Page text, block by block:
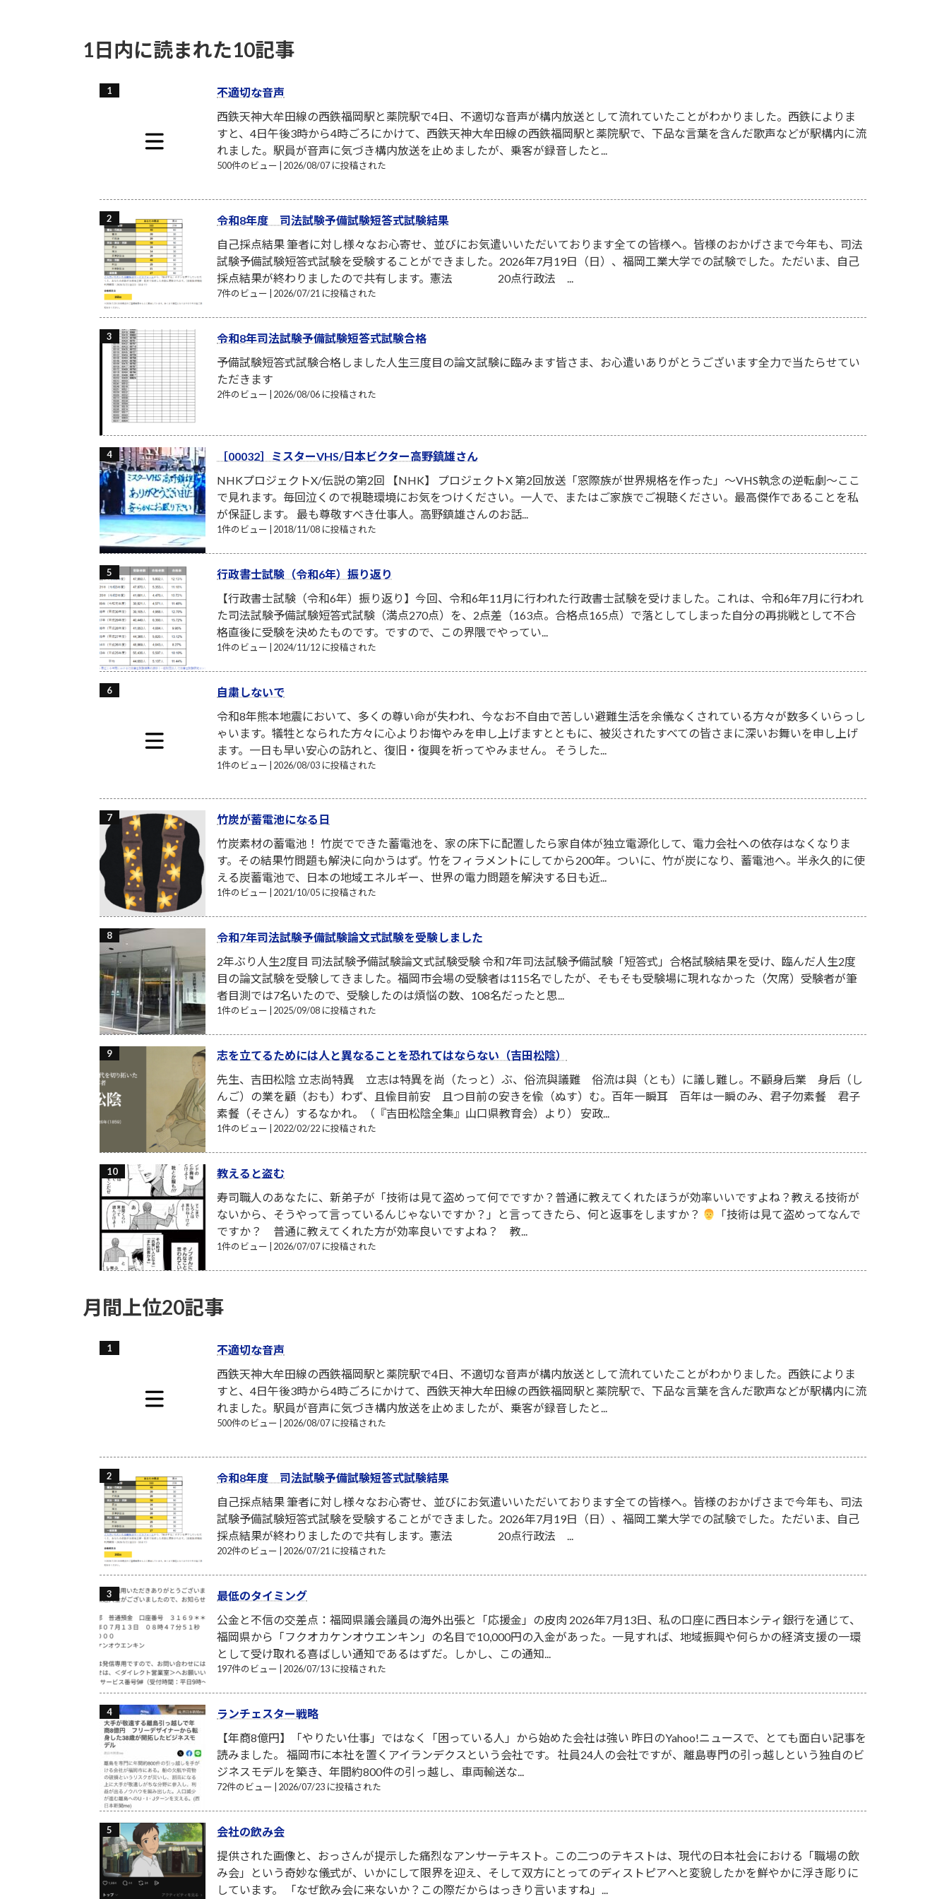
1日内に読まれた10記事
不適切な音声
西鉄天神大牟田線の西鉄福岡駅と薬院駅で4日、不適切な音声が構内放送として流れていたことがわかりました。西鉄によりま
すと、4日午後3時から4時ごろにかけて、西鉄天神大牟田線の西鉄福岡駅と薬院駅で、下品な言葉を含んだ歌声などが駅構内に流
れました。駅員が音声に気づき構内放送を止めましたが、乗客が録音したと...
500件のビュー | 2026/08/07 に投稿された
令和8年度 司法試験予備試験短答式試験結果
自己採点結果 筆者に対し様々なお心寄せ、並びにお気遣いいただいております全ての皆様へ。皆様のおかげさまで今年も、司法
試験予備試験短答式試験を受験することができました。2026年7月19日（日）、福岡工業大学での試験でした。ただいま、自己
採点結果が終わりましたので共有します。憲法 20点行政法 ...
7件のビュー | 2026/07/21 に投稿された
令和8年司法試験予備試験短答式試験合格
予備試験短答式試験合格しました人生三度目の論文試験に臨みます皆さま、お心遣いありがとうございます全力で当たらせてい
ただきます
2件のビュー | 2026/08/06 に投稿された
［00032］ミスターVHS/日本ビクター高野鎮雄さん
NHKプロジェクトX/伝説の第2回 【NHK】 プロジェクトX 第2回放送「窓際族が世界規格を作った」～VHS執念の逆転劇～ここ
で見れます。毎回泣くので視聴環境にお気をつけください。一人で、またはご家族でご視聴ください。最高傑作であることを私
が保証します。 最も尊敬すべき仕事人。高野鎮雄さんのお話...
1件のビュー | 2018/11/08 に投稿された
行政書士試験（令和6年）振り返り
【行政書士試験（令和6年）振り返り】今回、令和6年11月に行われた行政書士試験を受けました。これは、令和6年7月に行われ
た司法試験予備試験短答式試験（満点270点）を、2点差（163点。合格点165点）で落としてしまった自分の再挑戦として不合
格直後に受験を決めたものです。ですので、この界隈でやってい...
1件のビュー | 2024/11/12 に投稿された
自粛しないで
令和8年熊本地震において、多くの尊い命が失われ、今なお不自由で苦しい避難生活を余儀なくされている方々が数多くいらっし
ゃいます。犠牲となられた方々に心よりお悔やみを申し上げますとともに、被災されたすべての皆さまに深いお舞いを申し上げ
ます。一日も早い安心の訪れと、復旧・復興を祈ってやみません。 そうした...
1件のビュー | 2026/08/03 に投稿された
竹炭が蓄電池になる日
竹炭素材の蓄電池！ 竹炭でできた蓄電池を、家の床下に配置したら家自体が独立電源化して、電力会社への依存はなくなりま
す。その結果竹問題も解決に向かうはず。竹をフィラメントにしてから200年。ついに、竹が炭になり、蓄電池へ。半永久的に使
える炭蓄電池で、日本の地域エネルギー、世界の電力問題を解決する日も近...
1件のビュー 2021/10/05 に投稿された
令和7年司法試験予備試験論文式試験を受験しました
2年ぶり人生2度目 司法試験予備試験論文式試験受験 令和7年司法試験予備試験「短答式」合格試験結果を受け、臨んだ人生2度
目の論文試験を受験してきました。福岡市会場の受験者は115名でしたが、そもそも受験場に現れなかった（欠席）受験者が筆
者目測では7名いたので、受験したのは煩悩の数、108名だったと思...
1件のビュー 2025/09/08 に投稿された
志を立てるためには人と異なることを恐れてはならない（吉田松陰）
先生、吉田松陰 立志尚特異 立志は特異を尚（たっと）ぶ、俗流與議難 俗流は與（とも）に議し難し。不顧身后業 身后（し
んご）の業を顧（おも）わず、且偸目前安 且つ目前の安きを偸（ぬす）む。百年一瞬耳 百年は一瞬のみ、君子勿素餐 君子
素餐（そさん）するなかれ。（『吉田松陰全集』山口県教育会）より） 安政...
1件のビュー 2022/02/22 に投稿された
教えると盗む
寿司職人のあなたに、新弟子が「技術は見て盗めって何でですか？普通に教えてくれたほうが効率いいですよね？教える技術が
ないから、そうやって言っているんじゃないですか？」と言ってきたら、何と返事をしますか？
「技術は見て盗めってなんで
ですか？ 普通に教えてくれた方が効率良いですよね？ 教...
1件のビュー 2026/07/07 に投稿された
月間上位20記事
不適切な音声
西鉄天神大牟田線の西鉄福岡駅と薬院駅で4日、不適切な音声が構内放送として流れていたことがわかりました。西鉄によりま
すと、4日午後3時から4時ごろにかけて、西鉄天神大牟田線の西鉄福岡駅と薬院駅で、下品な言葉を含んだ歌声などが駅構内に流
れました。駅員が音声に気づき構内放送を止めましたが、乗客が録音したと...
500件のビュー 2026/08/07 に投稿された
令和8年度 司法試験予備試験短答式試験結果
自己採点結果 筆者に対し様々なお心寄せ、並びにお気遣いいただいております全ての皆様へ。皆様のおかげさまで今年も、司法
試験予備試験短答式試験を受験することができました。2026年7月19日（日）、福岡工業大学での試験でした。ただいま、自己
採点結果が終わりましたので共有します。憲法 20点行政法 ...
202件のビュー 2026/07/21 に投稿された
最低のタイミング
公金と不信の交差点：福岡県議会議員の海外出張と「応援金」の皮肉 2026年7月13日、私の口座に西日本シティ銀行を通じて、
福岡県から「フクオカケンオウエンキン」の名目で10,000円の入金があった。一見すれば、地域振興や何らかの経済支援の一環
として受け取れる喜ばしい通知であるはずだ。しかし、この通知...
197件のビュー 2026/07/13 に投稿された
ランチェスター戦略
【年商8億円】「やりたい仕事」ではなく「困っている人」から始めた会社は強い 昨日のYahoo!ニュースで、とても面白い記事を
読みました。 福岡市に本社を置くアイランデクスという会社です。 社員24人の会社ですが、離島専門の引っ越しという独自のビ
ジネスモデルを築き、年間約800件の引っ越し、車両輸送な...
72件のビュー 2026/07/23 に投稿された
会社の飲み会
提供された画像と、おっさんが提示した痛烈なアンサーテキスト。この二つのテキストは、現代の日本社会における「職場の飲
み会」という奇妙な儀式が、いかにして限界を迎え、そして双方にとってのディストピアへと変貌したかを鮮やかに浮き彫りに
しています。 「なぜ飲み会に来ないか？この際だからはっきり言いますね」...